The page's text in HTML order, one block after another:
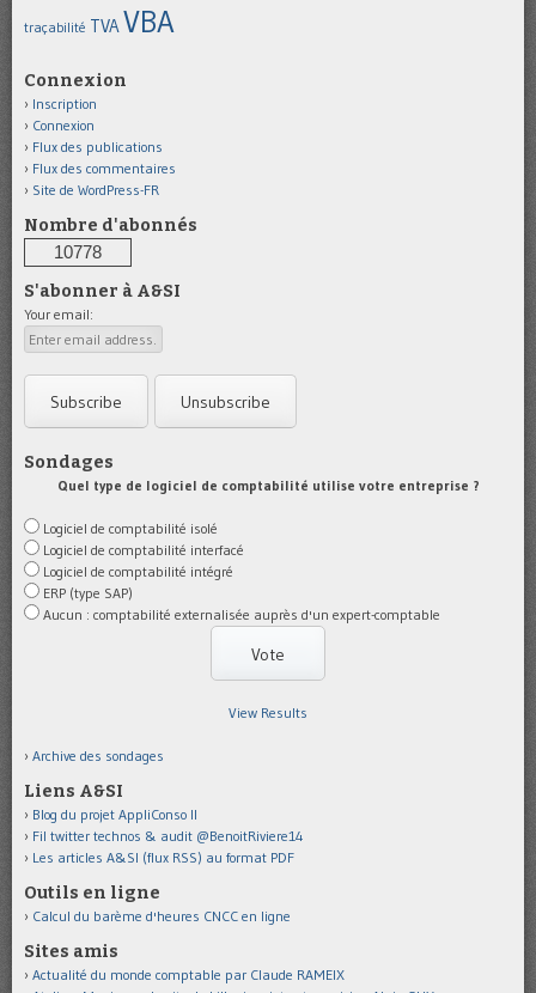
traçabilité TVA VBA
Connexion
Inscription
Connexion
Flux des publications
Flux des commentaires
Site de WordPress-FR
Nombre d'abonnés
10778
S'abonner à A&SI
Your email:
Sondages
Quel type de logiciel de comptabilité utilise votre entreprise ?
Logiciel de comptabilité isolé
Logiciel de comptabilité interfacé
Logiciel de comptabilité intégré
ERP (type SAP)
Aucun : comptabilité externalisée auprès d'un expert-comptable
View Results
Archive des sondages
Liens A&SI
Blog du projet AppliConso II
Fil twitter technos & audit @BenoitRiviere14
Les articles A&SI (flux RSS) au format PDF
Outils en ligne
Calcul du barème d'heures CNCC en ligne
Sites amis
Actualité du monde comptable par Claude RAMEIX